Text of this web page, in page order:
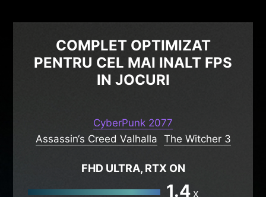
CyberPunk 2077
Assassin‘s Creed Valhalla The Witcher 3
FHD ULTRA, RTX ON
1.4x